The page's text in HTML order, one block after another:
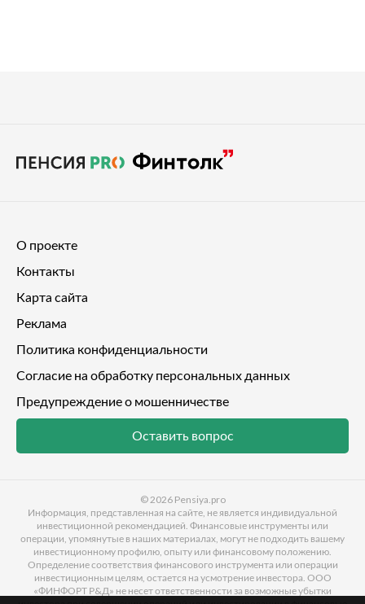
О проекте
Контакты
Карта сайта
Реклама
Политика конфиденциальности
Согласие на обработку персональных данных
Предупреждение о мошенничестве
Оставить вопрос
© 2026 Pensiya.pro
Информация, представленная на сайте, не является индивидуальной
инвестиционной рекомендацией. Финансовые инструменты или
операции, упомянутые в наших материалах, могут не подходить вашему
инвестиционному профилю, опыту или финансовому положению.
Определение соответствия финансового инструмента или операции
инвестиционным целям, остается на усмотрение инвестора. ООО
«ФИНФОРТ Р&Д» не несет ответственности за возможные убытки